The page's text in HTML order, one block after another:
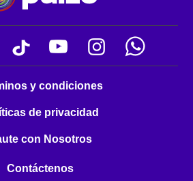
y condiciones
de privacidad
con Nosotros
Contáctenos